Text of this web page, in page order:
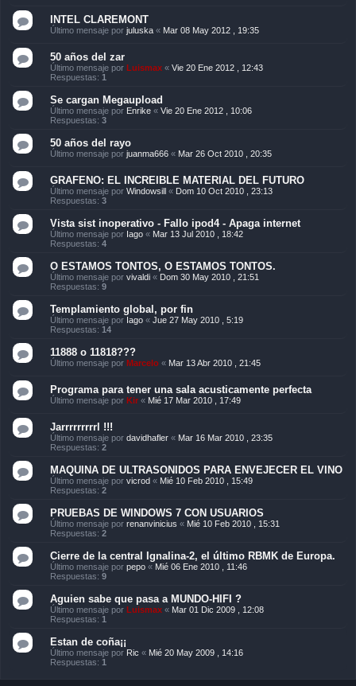
INTEL CLAREMONT
Último mensaje por juluska « Mar 08 May 2012 , 19:35
50 años del zar
Último mensaje por Luismax « Vie 20 Ene 2012 , 12:43
Respuestas: 1
Se cargan Megaupload
Último mensaje por Enrike « Vie 20 Ene 2012 , 10:06
Respuestas: 3
50 años del rayo
Último mensaje por juanma666 « Mar 26 Oct 2010 , 20:35
GRAFENO: EL INCREIBLE MATERIAL DEL FUTURO
Último mensaje por Windowsill « Dom 10 Oct 2010 , 23:13
Respuestas: 3
Vista sist inoperativo - Fallo ipod4 - Apaga internet
Último mensaje por Iago « Mar 13 Jul 2010 , 18:42
Respuestas: 4
O ESTAMOS TONTOS, O ESTAMOS TONTOS.
Último mensaje por vivaldi « Dom 30 May 2010 , 21:51
Respuestas: 9
Templamiento global, por fin
Último mensaje por Iago « Jue 27 May 2010 , 5:19
Respuestas: 14
11888 o 11818???
Último mensaje por Marcelo « Mar 13 Abr 2010 , 21:45
Programa para tener una sala acusticamente perfecta
Último mensaje por Kir « Mié 17 Mar 2010 , 17:49
Jarrrrrrrrrl !!!
Último mensaje por davidhafler « Mar 16 Mar 2010 , 23:35
Respuestas: 2
MAQUINA DE ULTRASONIDOS PARA ENVEJECER EL VINO
Último mensaje por vicrod « Mié 10 Feb 2010 , 15:49
Respuestas: 2
PRUEBAS DE WINDOWS 7 CON USUARIOS
Último mensaje por renanvinicius « Mié 10 Feb 2010 , 15:31
Respuestas: 2
Cierre de la central Ignalina-2, el último RBMK de Europa.
Último mensaje por pepo « Mié 06 Ene 2010 , 11:46
Respuestas: 9
Aguien sabe que pasa a MUNDO-HIFI ?
Último mensaje por Luismax « Mar 01 Dic 2009 , 12:08
Respuestas: 1
Estan de coña¡¡
Último mensaje por Ric « Mié 20 May 2009 , 14:16
Respuestas: 1